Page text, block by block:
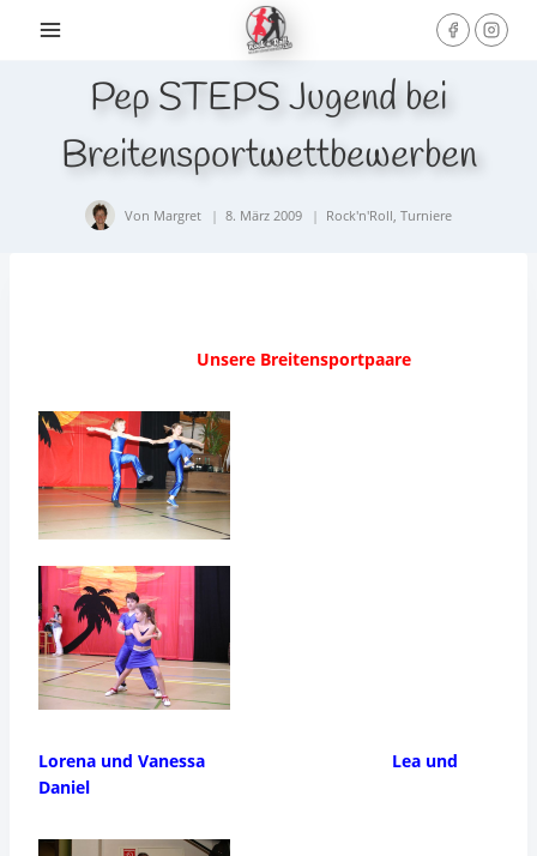
Pep STEPS Jugend bei
Breitensportwettbewerben
Von Margret 8. März 2009 Rock'n'Roll ,Turniere
Unsere Breitensportpaare
Lorena und Vanessa Lea und
Daniel